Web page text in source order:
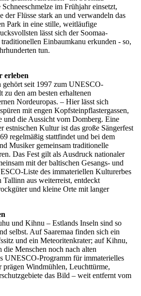
im Frühjahr einsetzt,
der Flüsse stark an und verwandeln das
Park in eine stille, weitläufige
lässt sich der Soomaa-
Einbaumkanu erkunden - so,
tun.
erleben
seit 1997 zum UNESCO-
den am besten erhaltenen
Nordeuropas. – Hier lässt sich
mit engen Kopfsteinpflastergassen,
und die Aussicht vom Domberg. Eine
estnischen Kultur ist das große Sängerfest
regelmäßig stattfindet und bei dem
Musiker gemeinsam traditionelle
Das Fest gilt als Ausdruck nationaler
mit der baltischen Gesangs- und
Liste des immateriellen Kulturerbes
Tallinn aus weiterreist, entdeckt
und kleine Orte mit langer
und Kihnu – Estlands Inseln sind so
selbst. Auf Saaremaa finden sich ein
und ein Meteoritenkrater; auf Kihnu,
die Menschen noch nach alten
UNESCO-Programm für immaterielles
Windmühlen, Leuchttürme,
das Bild – weit entfernt vom